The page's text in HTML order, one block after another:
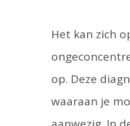
Het kan zich
op. Deze
waaraan je